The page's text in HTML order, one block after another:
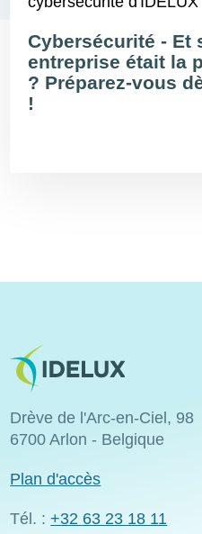
Cybersécurité - Et
entreprise était la
? Préparez-vous
!
Image
Drève de l'Arc-en-Ciel, 98
6700 Arlon - Belgique
Plan d'accès
Tél. :+32 63 23 18 11